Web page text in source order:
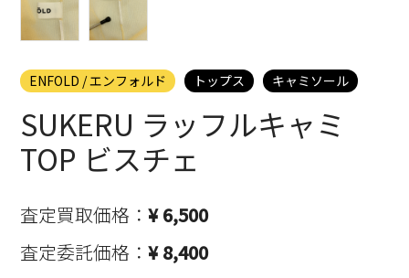
ENFOLD / エンフォルド トップス キャミソール
SUKERU ラッフルキャミ
TOP ビスチェ
査定買取価格：¥ 6,500
査定委託価格：¥ 8,400